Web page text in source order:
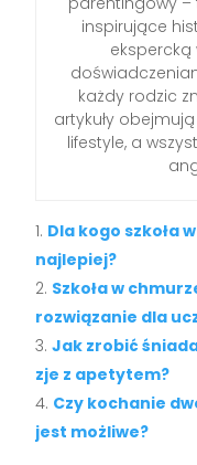
inspirujące
ekspercką
każdy rodzic
artykuły
lifestyle, a
Dla kogo szkoła
najlepiej?
Szkoła w
rozwiązanie dla
Jak zrobić
zje z apetytem?
Czy kochanie
jest możliwe?